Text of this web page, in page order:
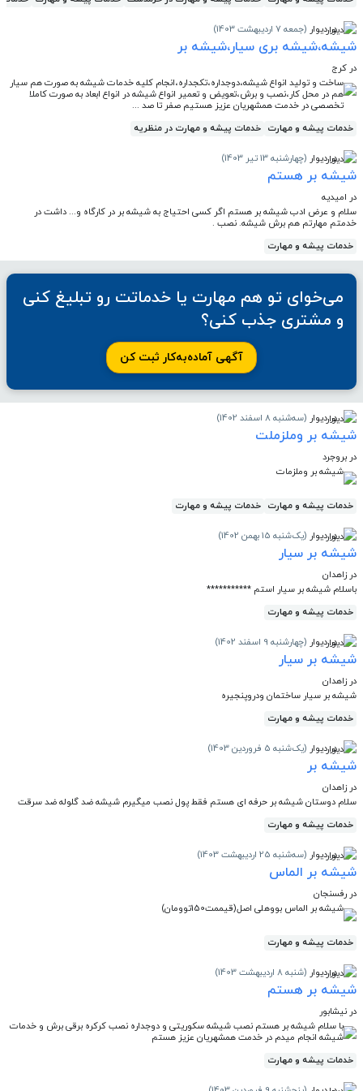
در دیوار (جمعه 7 اردیبهشت 1403)
شیشه،شیشه بری سیار،شیشه بر
در کرج
ساخت و تولید انواع شیشه،دوجداره،تکجداره،انجام کلیه خدمات شیشه به صورت هم سیار
هم در محل کار،نصب و برش،تعویض و تعمیر انواع شیشه در انواع ابعاد به صورت کاملا
تخصصی در خدمت همشهریان عزیز هستیم صفر تا صد ...
خدمات پیشه و مهارت خدمات پیشه و مهارت در منظریه
در دیوار (چهارشنبه 13 تیر 1403)
شیشه بر هستم
در امیدیه
سلام و عرض ادب شیشه بر هستم اگر کسی احتیاج به شیشه بر در کارگاه و... داشت در
خدمتم مهارتم هم برش شیشه. نصب .
خدمات پیشه و مهارت
می‌خوای تو هم مهارت یا خدماتت رو تبلیغ کنی
و مشتری جذب کنی؟
آگهی آماده‌به‌کار ثبت کن
در دیوار (سه‌شنبه 8 اسفند 1402)
شیشه بر وملزملت
در بروجرد
شیشه بر وملزمات
خدمات پیشه و مهارت خدمات پیشه و مهارت
در دیوار (یک‌شنبه 15 بهمن 1402)
شیشه بر سیار
در زاهدان
باسلام شیشه بر سیار استم ***********
خدمات پیشه و مهارت
در دیوار (چهارشنبه 9 اسفند 1402)
شیشه بر سیار
در زاهدان
شیشه بر سیار ساختمان ودروپنجیره
خدمات پیشه و مهارت
در دیوار (یک‌شنبه 5 فروردین 1403)
شیشه بر
در زاهدان
سلام دوستان شیشه بر حرفه ای هستم فقط پول نصب میگیرم شیشه‌ ضد گلوله ضد سرقت
خدمات پیشه و مهارت
در دیوار (سه‌شنبه 25 اردیبهشت 1403)
شیشه بر الماس
در رفسنجان
شیشه بر الماس بووهلی اصل(قیممت150توومان)
خدمات پیشه و مهارت
در دیوار (شنبه 8 اردیبهشت 1403)
شیشه بر هستم
در نیشابور
با سلام شیشه بر هستم نصب شیشه سکوریتی و دوجداره نصب کرکره برقی برش و خدمات
شیشه انجام میدم در خدمت همشهریان عزیز هستم
خدمات پیشه و مهارت